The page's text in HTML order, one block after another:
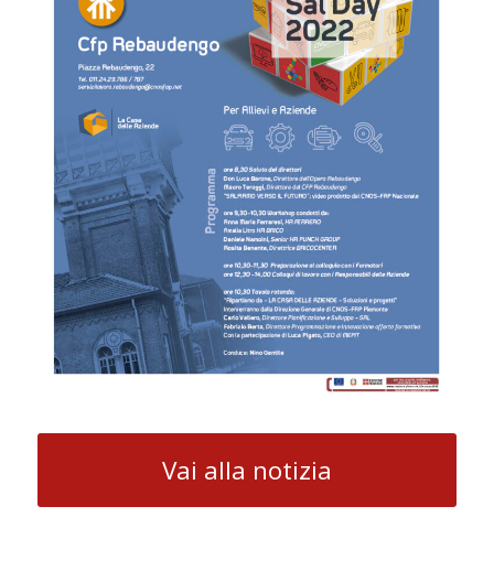
Vai alla notizia